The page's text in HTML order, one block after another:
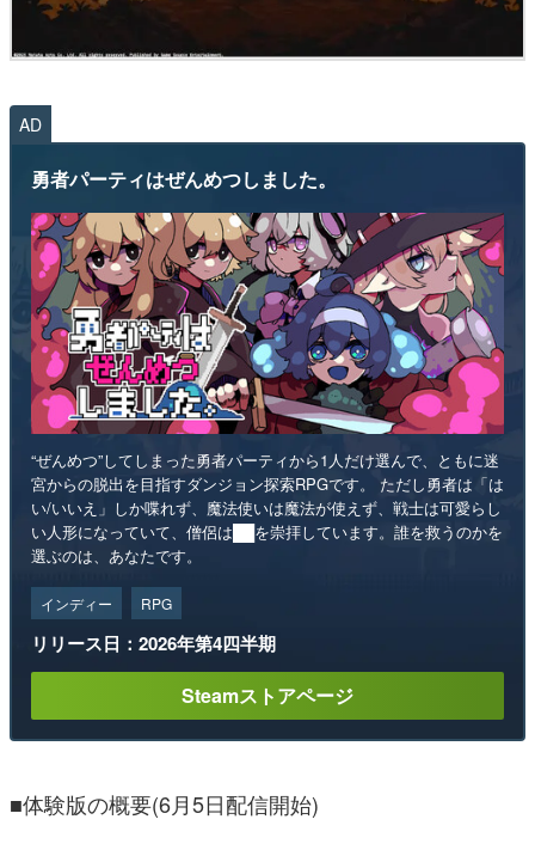
AD
勇者パーティはぜんめつしました。
“ぜんめつ”してしまった勇者パーティから1人だけ選んで、ともに迷
宮からの脱出を目指すダンジョン探索RPGです。 ただし勇者は「は
い/いいえ」しか喋れず、魔法使いは魔法が使えず、戦士は可愛らし
い人形になっていて、僧侶は██を崇拝しています。誰を救うのかを
選ぶのは、あなたです。
インディー RPG
リリース日：2026年第4四半期
Steamストアページ
■体験版の概要(6月5日配信開始)